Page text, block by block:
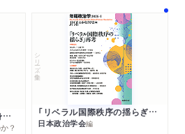
ＡＩにはない「思考力」の身につけ方
？
シリーズ・全集
「リベラル国際秩序の揺らぎ」再考 年報政治学２０２６‐Ⅰ
日本政治学会編